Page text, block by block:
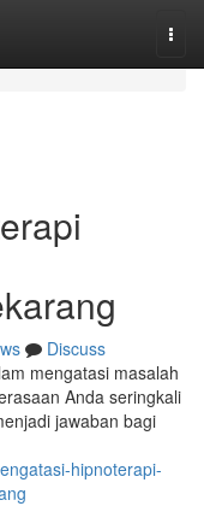
Discuss
mengatasi masalah
Anda seringkali
jawaban bagi
hipnoterapi-